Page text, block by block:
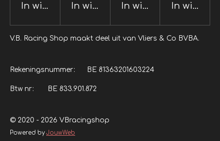
In winkelwagenIn winkelwagenIn winkelwagen
In
V.B. Racing Shop maakt deel uit van Vliers & Co BVBA.
Rekeningsnummer: BE 81363201603224
Btw nr: BE 833.901.872
© 2020 - 2026 VBracingshop
Powered byJouwWeb